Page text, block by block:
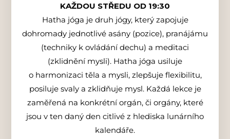
KAŽDOU STŘEDU OD 19:30
Hatha jóga je druh jógy, který zapojuje
dohromady jednotlivé asány (pozice), pranájámu
(techniky k ovládání dechu) a meditaci
(zklidnění mysli). Hatha jóga usiluje
o harmonizaci těla a mysli, zlepšuje flexibilitu,
posiluje svaly a zklidňuje mysl. Každá lekce je
zaměřená na konkrétní orgán, či orgány, které
jsou v ten daný den citlivé z hlediska lunárního
kalendáře.